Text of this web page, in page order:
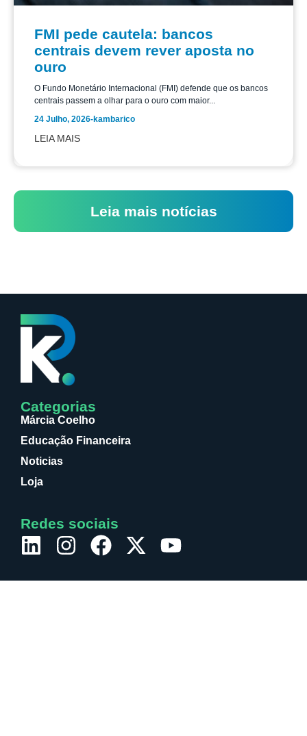
FMI pede cautela: bancos
centrais devem rever aposta no
ouro
O Fundo Monetário Internacional (FMI) defende que os bancos
centrais passem a olhar para o ouro com maior...
24 Julho, 2026-kambarico
LEIA MAIS
Leia mais notícias
Categorias
Márcia Coelho
Educação Financeira
Noticias
Loja
Redes sociais